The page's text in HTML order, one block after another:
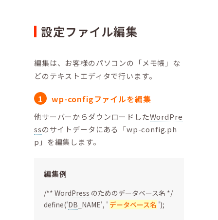
設定ファイル編集
編集は、お客様のパソコンの「メモ帳」な
どのテキストエディタで行います。
wp-configファイルを編集
他サーバーからダウンロードしたWordPre
ssのサイトデータにある「wp-config.ph
p」を編集します。
編集例
/** WordPress のためのデータベース名 */
define('DB _NAME', ' データベース名 ');